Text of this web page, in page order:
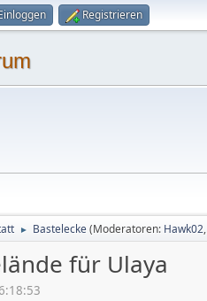
Registrieren
► Bastelecke(Moderatoren: Hawk02,
für Ulaya